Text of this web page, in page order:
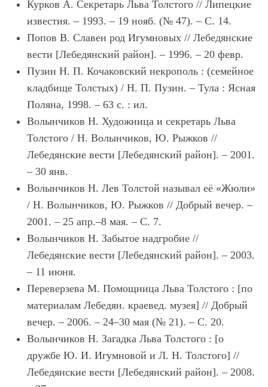
Курков А. Секретарь Льва Толстого // Липецкие
известия. – 1993. – 19 нояб. (№ 47). – С. 14.
Попов В. Славен род Игумновых // Лебедянские
вести [Лебедянский район]. – 1996. – 20 февр.
Пузин Н. П. Кочаковский некрополь : (семейное
кладбище Толстых) / Н. П. Пузин. – Тула : Ясная
Поляна, 1998. – 63 с. : ил.
Волынчиков Н. Художница и секретарь Льва
Толстого / Н. Волынчиков, Ю. Рыжков //
Лебедянские вести [Лебедянский район]. – 2001.
– 30 янв.
Волынчиков Н. Лев Толстой называл её «Жюли»
/ Н. Волынчиков, Ю. Рыжков // Добрый вечер. –
2001. – 25 апр.–8 мая. – С. 7.
Волынчиков Н. Забытое надгробие //
Лебедянские вести [Лебедянский район]. – 2003.
– 11 июня.
Переверзева М. Помощница Льва Толстого : [по
материалам Лебедян. краевед. музея] // Добрый
вечер. – 2006. – 24–30 мая (№ 21). – С. 20.
Волынчиков Н. Загадка Льва Толстого : [о
дружбе Ю. И. Игумновой и Л. Н. Толстого] //
Лебедянские вести [Лебедянский район]. – 2008.